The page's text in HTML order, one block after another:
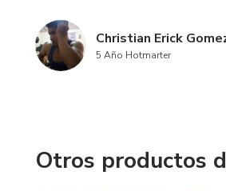
Christian Erick
5 Año Hotmarter
Otros productos